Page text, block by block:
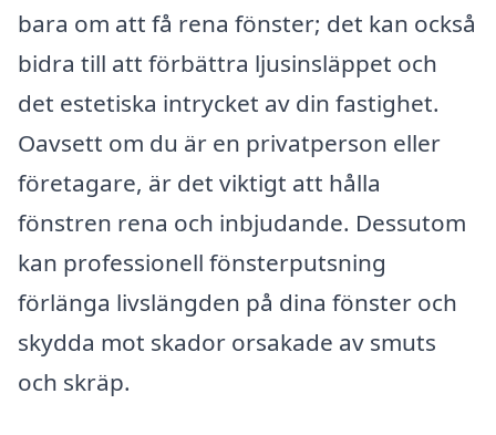
bara om att få rena fönster; det kan också
bidra till att förbättra ljusinsläppet och
det estetiska intrycket av din fastighet.
Oavsett om du är en privatperson eller
företagare, är det viktigt att hålla
fönstren rena och inbjudande. Dessutom
kan professionell fönsterputsning
förlänga livslängden på dina fönster och
skydda mot skador orsakade av smuts
och skräp.